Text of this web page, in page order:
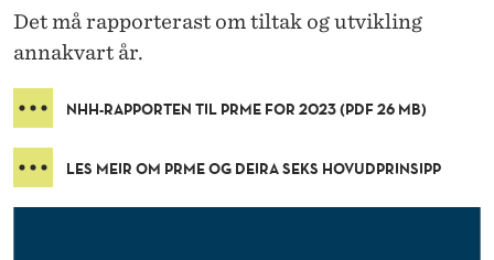
Det må rapporterast om tiltak og utvikling
annakvart år.
NHH-RAPPORTEN TIL PRME FOR 2023 (PDF 26 MB)
LES MEIR OM PRME OG DEIRA SEKS HOVUDPRINSIPP